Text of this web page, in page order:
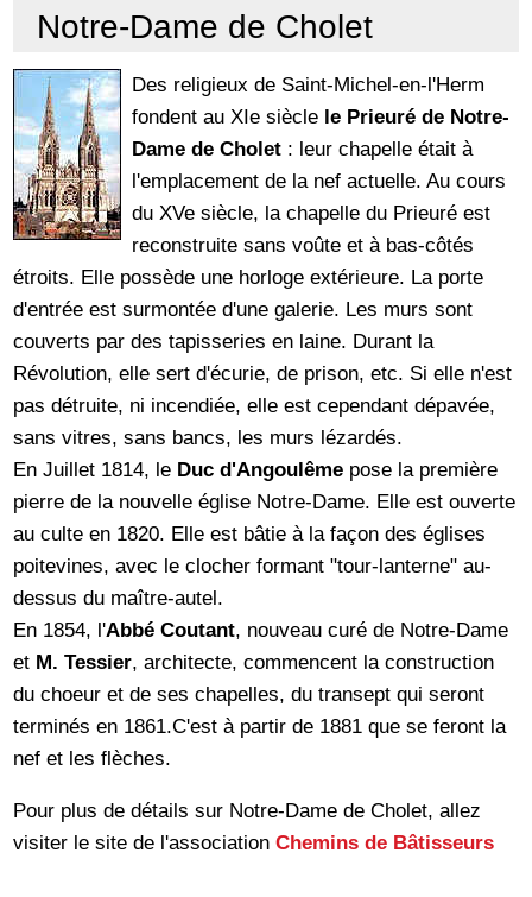
Notre-Dame de Cholet
Des religieux de Saint-Michel-en-l'Herm
fondent au XIe siècle le Prieuré de Notre-
Dame de Cholet: leur chapelle était à
l'emplacement de la nef actuelle. Au cours
du XVe siècle, la chapelle du Prieuré est
reconstruite sans voûte et à bas-côtés
étroits. Elle possède une horloge extérieure. La porte
d'entrée est surmontée d'une galerie. Les murs sont
couverts par des tapisseries en laine. Durant la
Révolution, elle sert d'écurie, de prison, etc. Si elle n'est
pas détruite, ni incendiée, elle est cependant dépavée,
sans vitres, sans bancs, les murs lézardés.
En Juillet 1814, le Duc d'Angoulême pose la première
pierre de la nouvelle église Notre-Dame. Elle est ouverte
au culte en 1820. Elle est bâtie à la façon des églises
poitevines, avec le clocher formant "tour-lanterne" au-
dessus du maître-autel.
En 1854, l'Abbé Coutant, nouveau curé de Notre-Dame
et M. Tessier, architecte, commencent la construction
du choeur et de ses chapelles, du transept qui seront
terminés en 1861.C'est à partir de 1881 que se feront la
nef et les flèches.
Pour plus de détails sur Notre-Dame de Cholet, allez
visiter le site de l'associationChemins de Bâtisseurs